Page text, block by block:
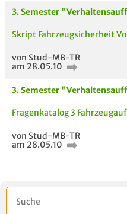
AUCH IM MODUL
3. Semester
Skript Fahrzeugsicherheit
von Stud-MB-TR
am 28.05.10
3. Semester
Fragenkatalog 3
von Stud-MB-TR
am 28.05.10